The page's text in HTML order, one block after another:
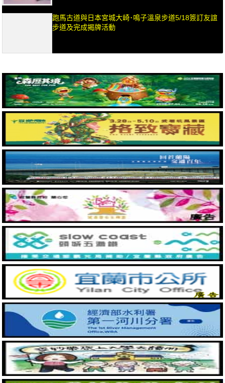
跑馬古道與日本宮城大崎･鳴子溫泉步道5/18簽訂友誼
步道及完成揭牌活動